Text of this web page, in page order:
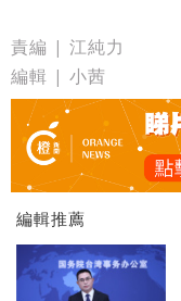
責編 | 江純力
編輯 | 小茜
編輯推薦